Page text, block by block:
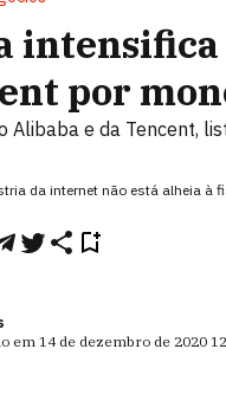
por
Alibaba e da Tencent,
da internet não está alheia à
em14 de dezembro de 2020